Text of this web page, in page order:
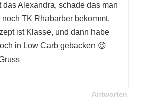
das Alexandra, schade das man
noch TK Rhabarber bekommt.
ist Klasse, und dann habe
in Low Carb gebacken 😉
Antworten